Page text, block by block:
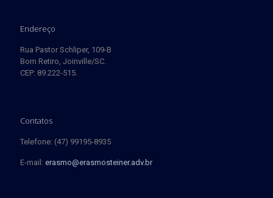
Endereço
Rua Pastor Schliper, 109-B
Bom Retiro, Joinville/SC.
CEP: 89.222-515.
Contatos
Telefone: (47) 99195-8935
E-mail: erasmo@erasmosteiner.adv.br